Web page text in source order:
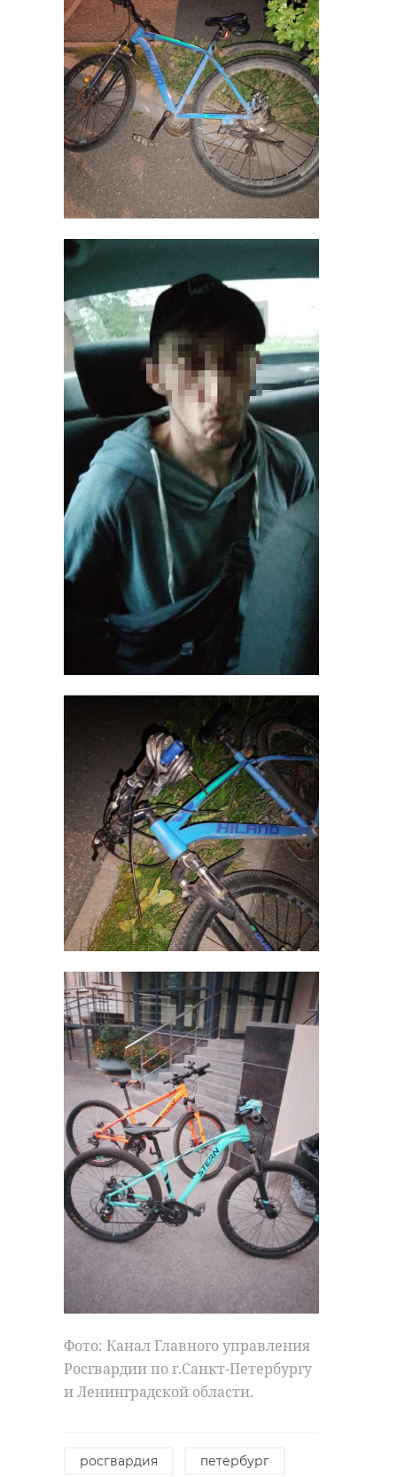
Фото: Канал Главного управления
Росгвардии по г.Санкт-Петербургу
и Ленинградской области.
росгвардия петербург
Фото: 47channel
русский музей выставка
петербург
Поделиться статьей: